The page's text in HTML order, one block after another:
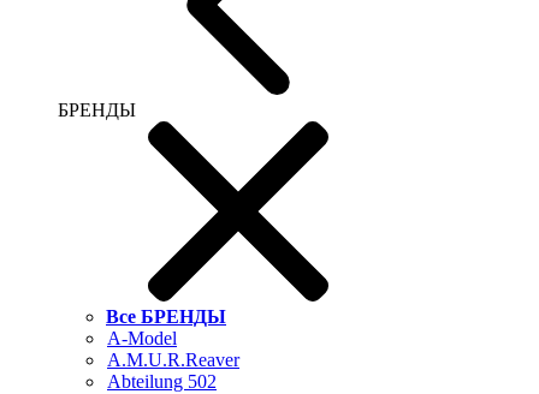
БРЕНДЫ
Все БРЕНДЫ
A-Model
A.M.U.R.Reaver
Abteilung 502